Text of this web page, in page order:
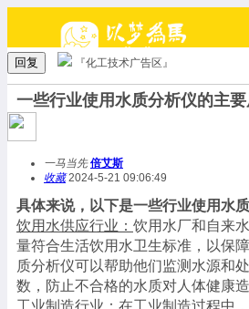
回复 『化工技术广告区』
一些行业使用水质分析仪的主要
一马当先 倍艾斯
收藏2024-5-21 09:06:49
具体来说，以下是一些行业使用水
饮用水供应行业： 饮用水厂和自来
量符合生活饮用水卫生标准，以保
质分析仪可以帮助他们监测水源和
数，防止不合格的水质对人体健康造
工业制造行业： 在工业制造过程中